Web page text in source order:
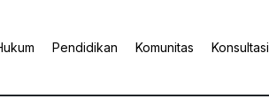
Pendidikan Komunitas